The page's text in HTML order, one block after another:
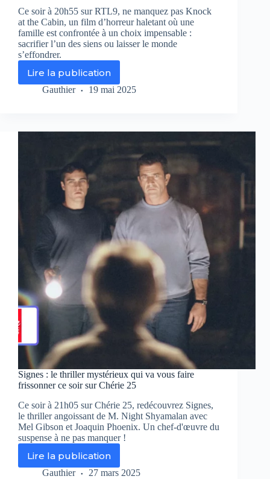
Ce soir à 20h55 sur RTL9, ne manquez pas Knock
at the Cabin, un film d’horreur haletant où une
famille est confrontée à un choix impensable :
sacrifier l’un des siens ou laisser le monde
s’effondrer.
Lire la publication
“Knock
at
le
qui
vous
demandera
de
votre
famille…
ou
monde,
sur
RTL9
Gauthier 19 mai 2025
Signes : le thriller mystérieux qui va vous faire
frissonner ce soir sur Chérie 25
Ce soir à 21h05 sur Chérie 25, redécouvrez Signes,
le thriller angoissant de M. Night Shyamalan avec
Mel Gibson et Joaquin Phoenix. Un chef-d'œuvre du
suspense à ne pas manquer !
Lire la publication
Signes
:
Gauthier 27 mars 2025